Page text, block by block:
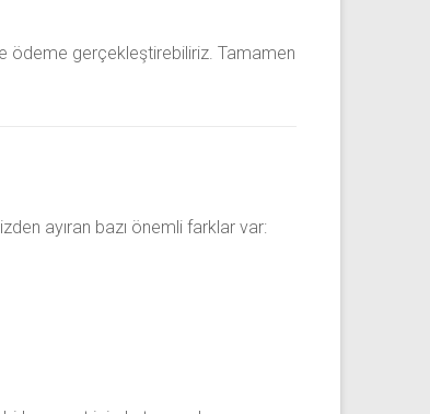
ödeme gerçekleştirebiliriz. Tamamen
ayıran bazı önemli farklar var: